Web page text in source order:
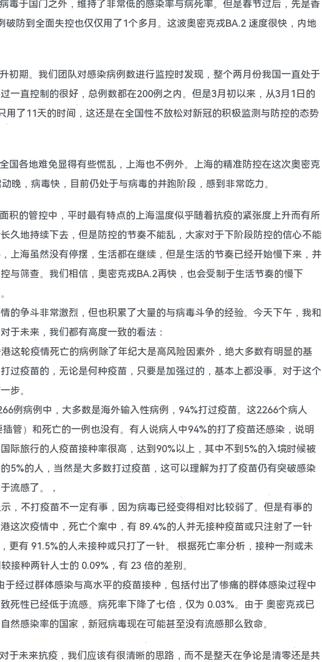
毒于国门之外，维持了非常低的感染率与病死率。但是春节过后，先是香
破防到全面失控也仅仅用了1个多月。这波奥密克戎BA.2 速度很快，内地
初期。我们团队对感染病例数进行监控时发现，整个两月份我国一直处于
一直控制的很好，总例数都在200例之内。但是3月初以来，从3月1日的
用了11天的时间，这还是在全国性不放松对新冠的积极监测与防控的态势
国各地难免显得有些慌乱，上海也不例外。上海的精准防控在这次奥密克
晚，病毒快，目前仍处于与病毒的并跑阶段，感到非常吃力。
积的管控中，平时最有特点的上海温度似乎随着抗疫的紧张度上升而有所
久地持续下去，但是防控的节奏不能乱，大家对于下阶段防控的信心不能
上海虽然没有停摆，生活都在继续，但是生活的节奏已经开始慢下来，并
与筛查。我们相信，奥密克戎BA.2再快，也会受制于生活节奏的慢下
的争斗非常激烈，但也积累了大量的与病毒斗争的经验。今天下午，我和
于未来，我们都有高度一致的看法：
这轮疫情死亡的病例除了年纪大是高风险因素外，绝大多数有明显的基
过疫苗的，无论是何种疫苗，只要是加强过的，基本上都没事。对于这个
步。
例病例中，大多数是海外输入性病例，94%打过疫苗。这2266个病人
管）和死亡的一例也没有。有人说病人中94%的打了疫苗还感染，说明
际旅行的人疫苗接种率很高，达到90%以上，其中不到5%的入境时候被
5%的人，当然是大多数打过疫苗，这可以理解为打了疫苗仍有突破感染
流感了。，
，不打疫苗不一定有事，因为病毒已经变得相对比较弱了。但是有事的
这次疫情中，死亡个案中，有 89.4%的人并无接种疫苗或只注射了一针
更有 91.5%的人未接种或只打了一针。 根据死亡率分析，接种一剂或未
接种两针人士的 0.09%，有 23 倍的差别。
于经过群体感染与高水平的疫苗接种，包括付出了惨痛的群体感染过程中
死性已经低于流感。病死率下降了七倍，仅为 0.03%。由于 奥密克戎已
然感染率的国家，新冠病毒现在可能甚至没有流感那么致命。
于未来抗疫，我们应该有很清晰的思路，而不是整天在争论是清零还是共